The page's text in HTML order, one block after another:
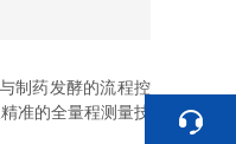
制药发酵的流程控
准的全量程测量技